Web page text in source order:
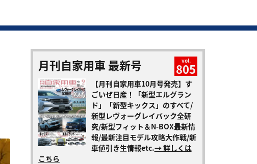
月刊自家用車 最新号 vol.
805
【月刊自家用車10月号発売】す
ごいぜ日産！「新型エルグラン
ド」「新型キックス」のすべて/
新型レヴォーグレイバック全研
究/新型フィット＆N-BOX最新情
報/最新注目モデル攻略大作戦/新
車値引き生情報etc.→ 詳しくは
こちら